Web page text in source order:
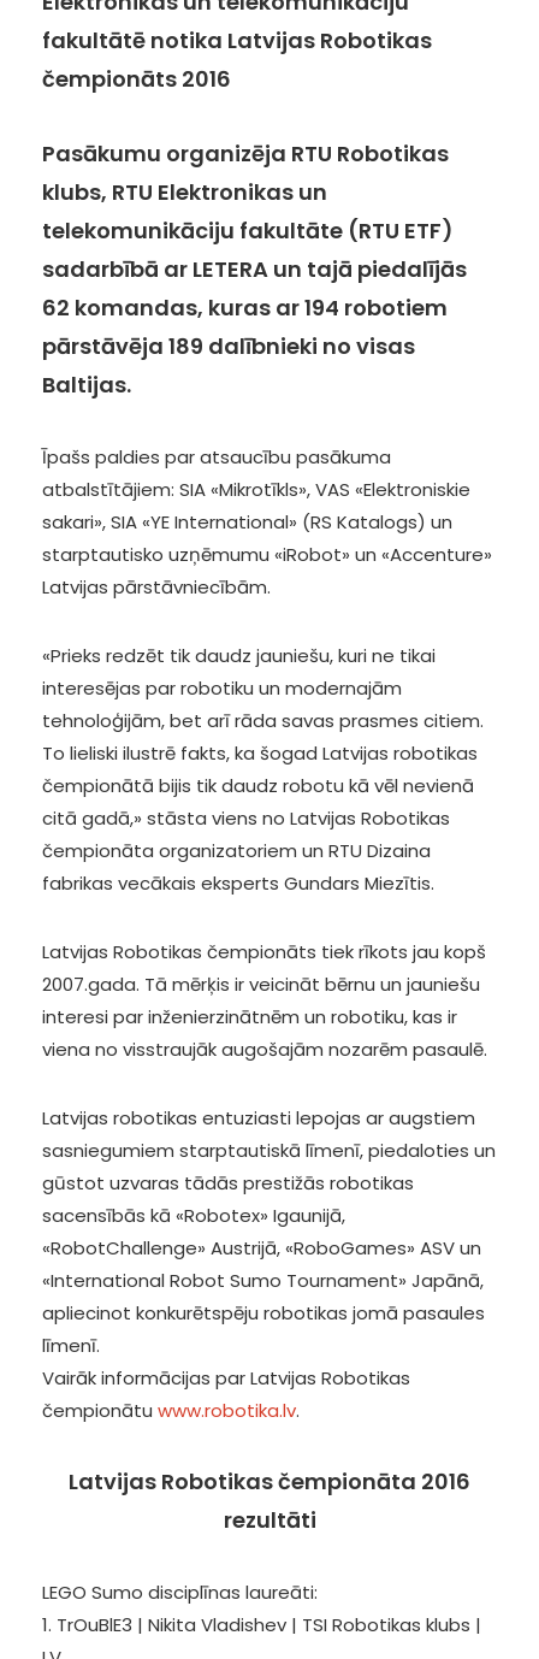
fakultātē notika Latvijas Robotikas
čempionāts 2016
Pasākumu organizēja RTU Robotikas
klubs, RTU Elektronikas un
telekomunikāciju fakultāte (RTU ETF)
sadarbībā ar LETERA un tajā piedalījās
62 komandas, kuras ar 194 robotiem
pārstāvēja 189 dalībnieki no visas
Baltijas.
Īpašs paldies par atsaucību pasākuma
atbalstītājiem: SIA «Mikrotīkls», VAS «Elektroniskie
sakari», SIA «YE International» (RS Katalogs) un
starptautisko uzņēmumu «iRobot» un «Accenture»
Latvijas pārstāvniecībām.
«Prieks redzēt tik daudz jauniešu, kuri ne tikai
interesējas par robotiku un modernajām
tehnoloģijām, bet arī rāda savas prasmes citiem.
To lieliski ilustrē fakts, ka šogad Latvijas robotikas
čempionātā bijis tik daudz robotu kā vēl nevienā
citā gadā,» stāsta viens no Latvijas Robotikas
čempionāta organizatoriem un RTU Dizaina
fabrikas vecākais eksperts Gundars Miezītis.
Latvijas Robotikas čempionāts tiek rīkots jau kopš
2007.gada. Tā mērķis ir veicināt bērnu un jauniešu
interesi par inženierzinātnēm un robotiku, kas ir
viena no visstraujāk augošajām nozarēm pasaulē.
Latvijas robotikas entuziasti lepojas ar augstiem
sasniegumiem starptautiskā līmenī, piedaloties un
gūstot uzvaras tādās prestižās robotikas
sacensībās kā «Robotex» Igaunijā,
«RobotChallenge» Austrijā, «RoboGames» ASV un
«International Robot Sumo Tournament» Japānā,
apliecinot konkurētspēju robotikas jomā pasaules
līmenī.
Vairāk informācijas par Latvijas Robotikas
čempionātu www.robotika.lv.
Latvijas Robotikas čempionāta 2016
rezultāti
LEGO Sumo disciplīnas laureāti:
1. TrOuBlE3 | Nikita Vladishev | TSI Robotikas klubs |